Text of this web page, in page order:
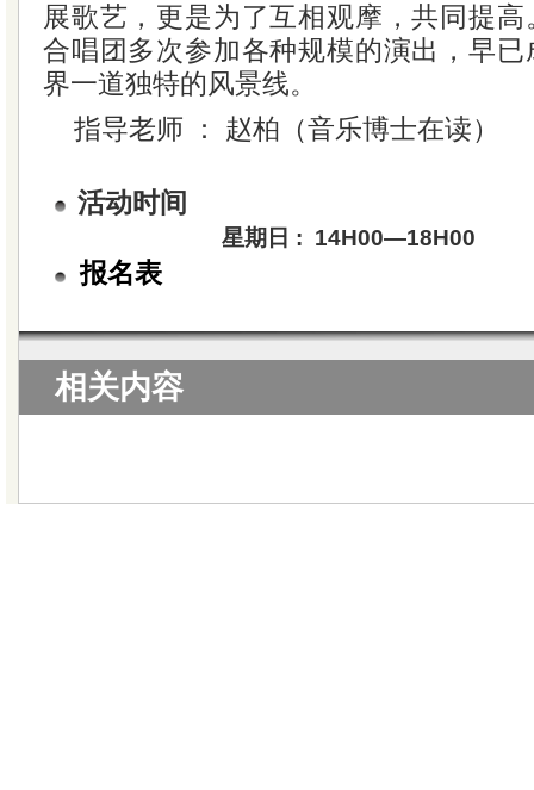
展歌艺，更是为了互相观摩，共同提
合唱团多次参加各种规模的演出，早
界一道独特的风景线。
指导老师 ： 赵柏（音乐博士在读）
活动时间
星期日 : 14H00—18H00
报名表
相关内容